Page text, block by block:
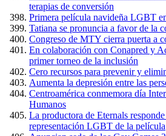
terapias de conversión
Primera película navideña LGBT
Tatiana se pronuncia a favor de la
Congreso de MTY cierra puerta a
En colaboración con Conapred y
primer torneo de la inclusión
Cero recursos para prevenir y
Aumenta la depresión entre las
Centroamérica conmemora día
Humanos
La productora de Eternals
representación LGBT de la película